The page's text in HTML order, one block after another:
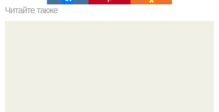
Читайте также